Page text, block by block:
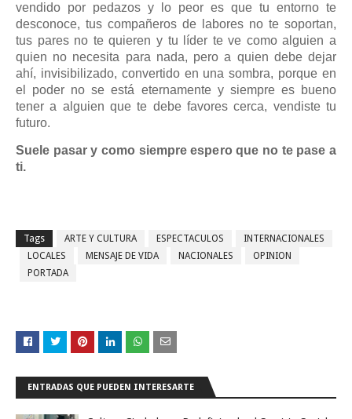
vendido por pedazos y lo peor es que tu entorno te
desconoce, tus compañeros de labores no te soportan,
tus pares no te quieren y tu líder te ve como alguien a
quien no necesita para nada, pero a quien debe dejar
ahí, invisibilizado, convertido en una sombra, porque en
el poder no se está eternamente y siempre es bueno
tener a alguien que te debe favores cerca, vendiste tu
futuro.
Suele pasar y como siempre espero que no te pase a
ti.
Tags ARTE Y CULTURA ESPECTACULOS
INTERNACIONALES
LOCALES
MENSAJE DE VIDA NACIONALES
OPINION
PORTADA
ENTRADAS QUE PUEDEN INTERESARTE